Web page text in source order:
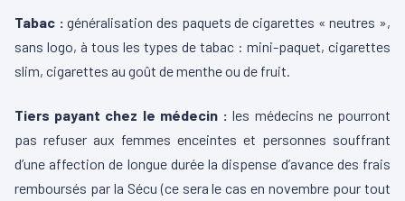
Tabac :généralisation des paquets de cigarettes « neutres »,
sans logo, à tous les types de tabac : mini-paquet, cigarettes
slim, cigarettes au goût de menthe ou de fruit.
Tiers payant chez le médecin :les médecins ne pourront
pas refuser aux femmes enceintes et personnes souffrant
d’une affection de longue durée la dispense d’avance des frais
remboursés par la Sécu (ce sera le cas en novembre pour tout